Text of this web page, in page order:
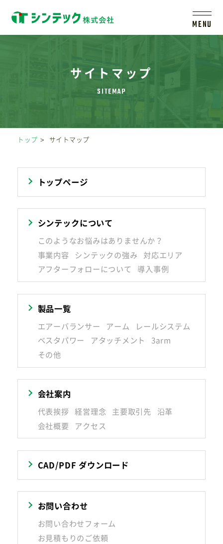
MENU
シンテックについて
新着情報
採用情報
レールシステムについて
サイトマップ
プライバシーポリシー
CAD/PDFデータ お問い合わせ
シンテック公式Youtubeチャンネル
サイトマップ
トップ サイトマップ
トップページ
シンテックについて
このようなお悩みはありませんか？
事業内容
シンテックの強み
対応エリア
アフターフォローについて
導入事例
製品一覧
エアーバランサー アーム
レールシステム
ベスタパワー
アタッチメント
3arm
その他
会社案内
代表挨拶 経営理念 主要取引先
沿革
会社概要
アクセス
CAD/PDF ダウンロード
お問い合わせ
お問い合わせフォーム
お見積もりのご依頼